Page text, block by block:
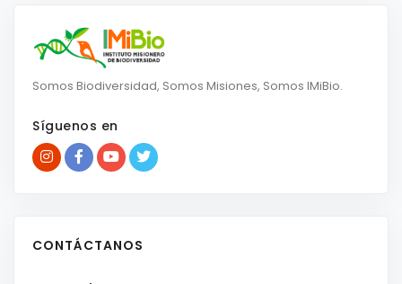
Somos Biodiversidad, Somos Misiones, Somos IMiBio.
Síguenos en
CONTÁCTANOS